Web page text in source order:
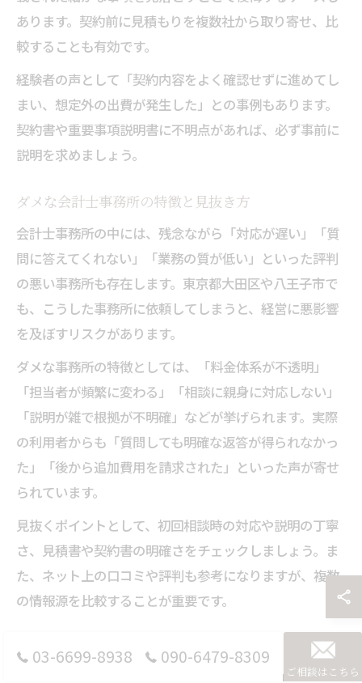
あります。契約前に見積もりを複数社から取り寄せ、比
較することも有効です。
経験者の声として「契約内容をよく確認せずに進めてし
まい、想定外の出費が発生した」との事例もあります。
契約書や重要事項説明書に不明点があれば、必ず事前に
説明を求めましょう。
ダメな会計士事務所の特徴と見抜き方
会計士事務所の中には、残念ながら「対応が遅い」「質
問に答えてくれない」「業務の質が低い」といった評判
の悪い事務所も存在します。東京都大田区や八王子市で
も、こうした事務所に依頼してしまうと、経営に悪影響
を及ぼすリスクがあります。
ダメな事務所の特徴としては、「料金体系が不透明」
「担当者が頻繁に変わる」「相談に親身に対応しない」
「説明が雑で根拠が不明確」などが挙げられます。実際
の利用者からも「質問しても明確な返答が得られなかっ
た」「後から追加費用を請求された」といった声が寄せ
られています。
見抜くポイントとして、初回相談時の対応や説明の丁寧
さ、見積書や契約書の明確さをチェックしましょう。ま
た、ネット上の口コミや評判も参考になりますが、複数
の情報源を比較することが重要です。
丸投げ依頼時に発生する費用への注意
03-6699-8938 090-6479-8309
ご相談はこちら